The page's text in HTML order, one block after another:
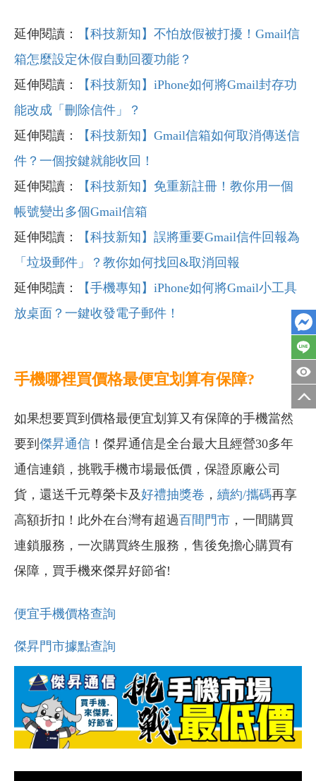
延伸閱讀：
【科技新知】不怕放假被打擾！Gmail信
箱怎麼設定休假自動回覆功能？
延伸閱讀：
【科技新知】iPhone如何將Gmail封存功
能改成「刪除信件」？
延伸閱讀：
【科技新知】Gmail信箱如何取消傳送信
件？一個按鍵就能收回！
延伸閱讀：
【科技新知】免重新註冊！教你用一個
帳號變出多個Gmail信箱
延伸閱讀：
【科技新知】誤將重要Gmail信件回報為
「垃圾郵件」？教你如何找回&取消回報
延伸閱讀：
【手機專知】iPhone如何將Gmail小工具
放桌面？一鍵收發電子郵件！
手機哪裡買價格最便宜划算有保障?
如果想要買到價格最便宜划算又有保障的手機當然
要到 傑昇通信 ！傑昇通信是全台最大且經營30多年
通信連鎖，挑戰手機市場最低價，保證原廠公司
貨，還送千元尊榮卡及好禮抽獎卷 ， 續約/攜碼再享
高額折扣！此外在台灣有超過百間門市 ，一間購買
連鎖服務，一次購買終生服務，售後免擔心購買有
保障，買手機來傑昇好節省!
便宜手機價格查詢
傑昇門市據點查詢